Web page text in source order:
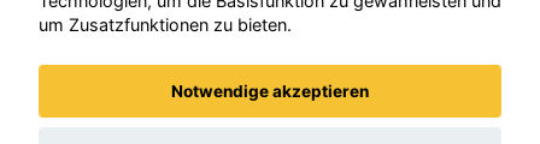
(X) Opel
um Zusatzfunktionen zu bieten.
Notwendige akzeptieren